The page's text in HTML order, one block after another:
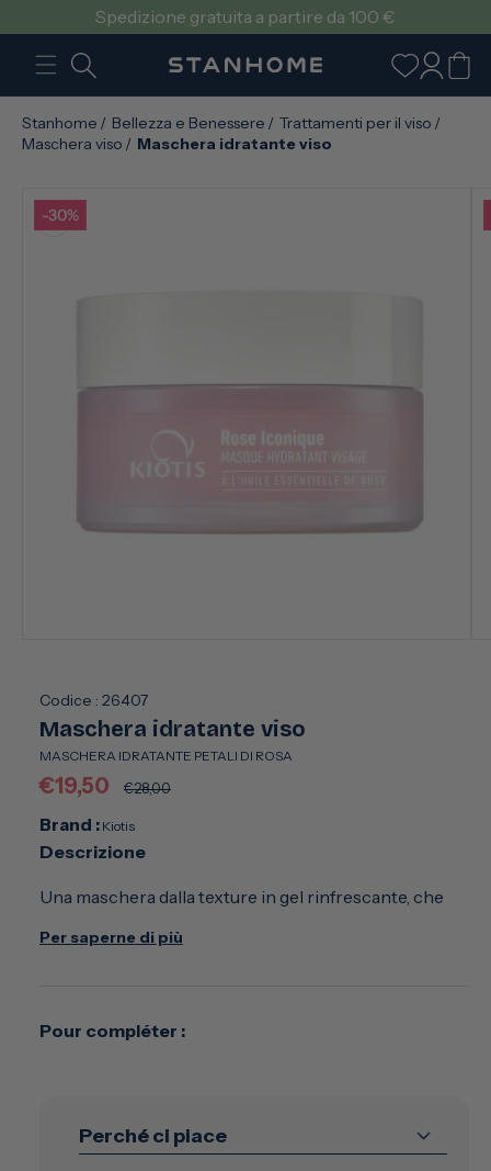
DIRETTAMENTESpedizione gratuita a partire da 100 €
Accedi
Carrello
Stanhome / Bellezza e Benessere / Trattamenti per il viso /
Maschera viso / Maschera idratante viso
-30%
finestra
Codice : 26407
Maschera idratante viso
MASCHERA IDRATANTE PETALI DI ROSA
Prezzo
€19,50
Prezzo
listino
€28,00
Brand : Kiotis
Descrizione
Una maschera dalla texture in gel rinfrescante, che
elastica e rinvigorita. L’incarnato è sublimato e
Per saperne di più
Pour compléter :
Perché ci piace